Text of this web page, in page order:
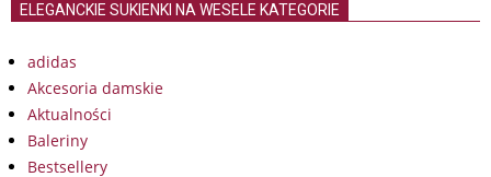
ELEGANCKIE SUKIENKI NA WESELE KATEGORIE
adidas
Akcesoria damskie
Aktualności
Baleriny
Bestsellery